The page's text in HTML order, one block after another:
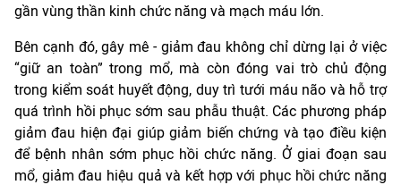
gần vùng thần kinh chức năng và mạch máu lớn.
Bên cạnh đó, gây mê - giảm đau không chỉ dừng lại ở việc
“giữ an toàn” trong mổ, mà còn đóng vai trò chủ động
trong kiểm soát huyết động, duy trì tưới máu não và hỗ trợ
quá trình hồi phục sớm sau phẫu thuật. Các phương pháp
giảm đau hiện đại giúp giảm biến chứng và tạo điều kiện
để bệnh nhân sớm phục hồi chức năng. Ở giai đoạn sau
mổ, giảm đau hiệu quả và kết hợp với phục hồi chức năng